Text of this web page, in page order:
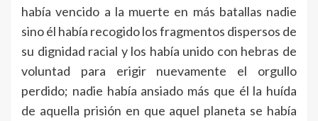
había vencido a la muerte en más batallas nadie
sino él había recogido los fragmentos dispersos de
su dignidad racial y los había unido con hebras de
voluntad para erigir nuevamente el orgullo
perdido; nadie había ansiado más que él la huída
de aquella prisión en que aquel planeta se había